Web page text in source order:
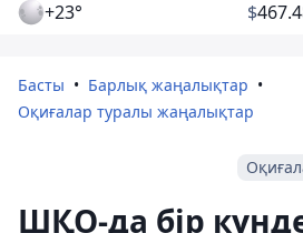
+23° $
Басты
Барлық жаңалықтар
Оқиғалар туралы жаңалықтар
ШҚО-да бір